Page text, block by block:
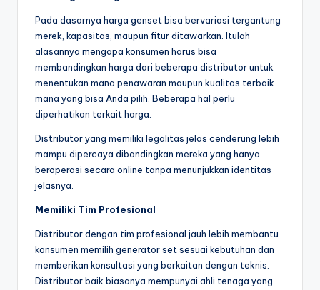
Pada dasarnya harga genset bisa bervariasi tergantung
merek, kapasitas, maupun fitur ditawarkan. Itulah
alasannya mengapa konsumen harus bisa
membandingkan harga dari beberapa distributor untuk
menentukan mana penawaran maupun kualitas terbaik
mana yang bisa Anda pilih. Beberapa hal perlu
diperhatikan terkait harga.
Distributor yang memiliki legalitas jelas cenderung lebih
mampu dipercaya dibandingkan mereka yang hanya
beroperasi secara online tanpa menunjukkan identitas
jelasnya.
Memiliki Tim Profesional
Distributor dengan tim profesional jauh lebih membantu
konsumen memilih generator set sesuai kebutuhan dan
memberikan konsultasi yang berkaitan dengan teknis.
Distributor baik biasanya mempunyai ahli tenaga yang